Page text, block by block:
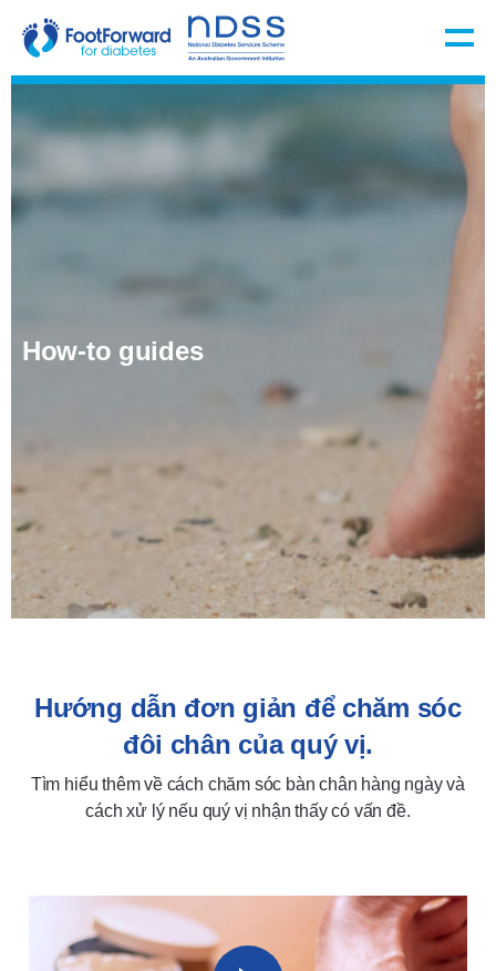
How-to guides
Hướng dẫn đơn giản để chăm sóc
đôi chân của quý vị.
Tìm hiểu thêm về cách chăm sóc bàn chân hàng ngày và
cách xử lý nếu quý vị nhận thấy có vấn đề.